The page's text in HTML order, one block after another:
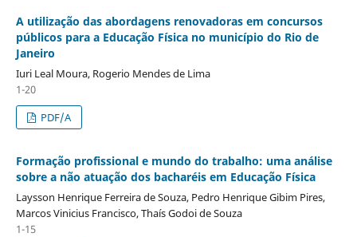
A utilização das abordagens renovadoras em concursos
públicos para a Educação Física no município do Rio de
Janeiro
Iuri Leal Moura, Rogerio Mendes de Lima
1-20
PDF/A
Formação profissional e mundo do trabalho: uma análise
sobre a não atuação dos bacharéis em Educação Física
Laysson Henrique Ferreira de Souza, Pedro Henrique Gibim Pires,
Marcos Vinicius Francisco, Thaís Godoi de Souza
1-15